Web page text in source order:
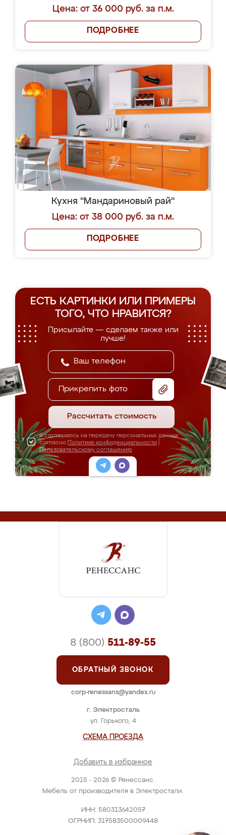
Цена: от 36 000 руб. за п.м.
ПОДРОБНЕЕ
Кухня "Мандариновый рай"
Цена: от 38 000 руб. за п.м.
ПОДРОБНЕЕ
ЕСТЬ КАРТИНКИ ИЛИ ПРИМЕРЫ
ТОГО, ЧТО НРАВИТСЯ?
Присылайте — сделаем также или
лучше!
Прикрепить фото
Рассчитать стоимость
Я соглашаюсь на передачу персональных данных
согласно Политике конфиденциальности
Пользовательскому соглашению
2015 - 2026 © Ренессанс.
Мебель от производителя в Электростали.
ИНН: 580313642057
ОГРНИП: 317583500009448
г. Электросталь
ул. Горького, 4
СХЕМА ПРОЕЗДА
Добавить в избранное
8 (800) 511-89-55
ОБРАТНЫЙ ЗВОНОК
corp-renessans@yandex.ru